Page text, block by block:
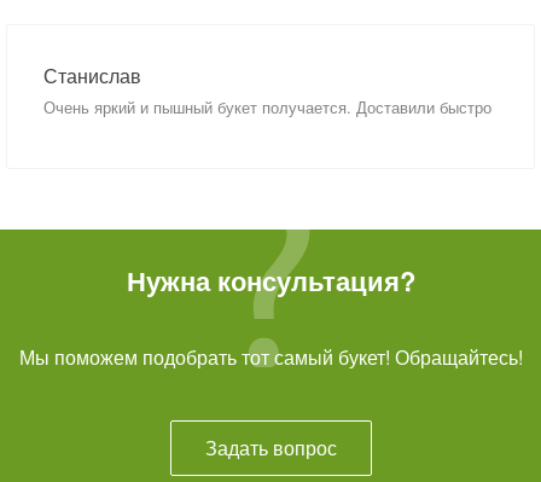
Станислав
Очень яркий и пышный букет получается. Доставили быстро
Нужна консультация?
Мы поможем подобрать тот самый букет! Обращайтесь!
Задать вопрос